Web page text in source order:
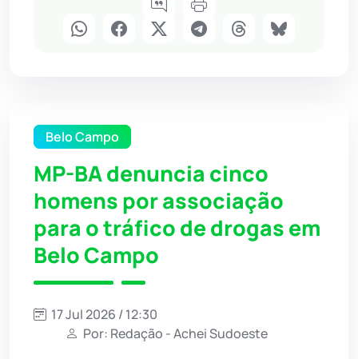
Belo Campo
MP-BA denuncia cinco
homens por associação
para o tráfico de drogas em
Belo Campo
17 Jul 2026 / 12:30
Por: Redação - Achei Sudoeste